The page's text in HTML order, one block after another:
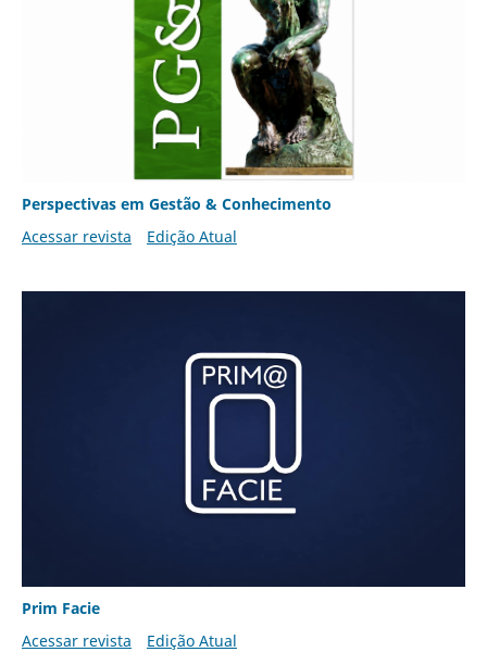
Perspectivas em Gestão & Conhecimento
Acessar revista
Edição Atual
Prim Facie
Acessar revista
Edição Atual